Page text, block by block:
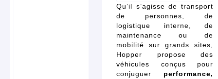
Qu’il s’agisse de transport
de personnes, de
logistique interne, de
maintenance ou de
mobilité sur grands sites,
Hopper propose des
véhicules conçus pour
conjuguer performance,